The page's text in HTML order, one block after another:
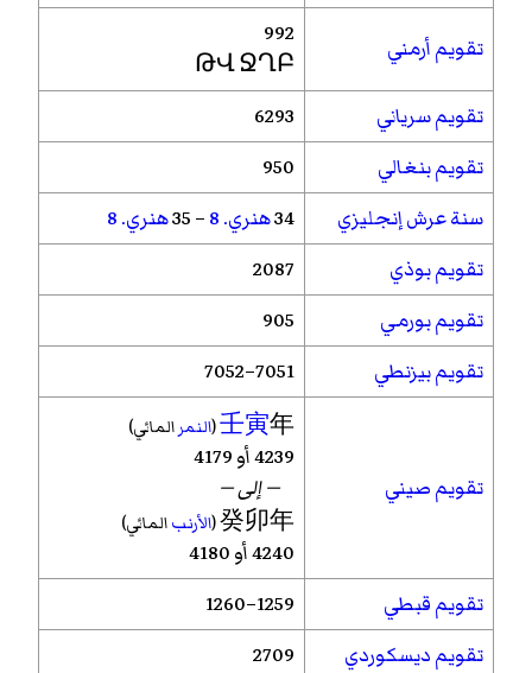
تقويم أرمني
992
ԹՎ ՋՂԲ
تقويم سرياني
6293
تقويم بنغالي
950
سنة عرش إنجليزي
34هنري. 8 – 35
هنري. 8
تقويم بوذي
2087
تقويم بورمي
905
تقويم بيزنطي
7051–7052
تقويم صيني
壬寅年
(النمرالمائي)
4239 أو 4179
— إلى —
癸卯年
(الأرنبالمائي)
4240 أو 4180
تقويم قبطي
1259–1260
تقويم ديسكوردي
2709